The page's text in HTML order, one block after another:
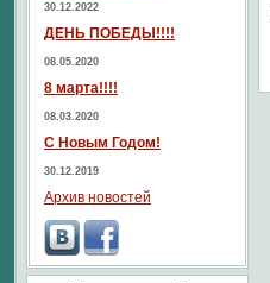
30.12.2022
ДЕНЬ ПОБЕДЫ!!!!
08.05.2020
8 марта!!!!
08.03.2020
С Новым Годом!
30.12.2019
Архив новостей